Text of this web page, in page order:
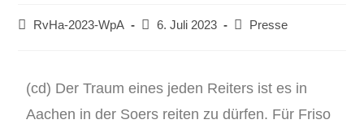
RvHa-2023-WpA 6. Juli 2023 Presse
(cd) Der Traum eines jeden Reiters ist es in
Aachen in der Soers reiten zu dürfen. Für Friso